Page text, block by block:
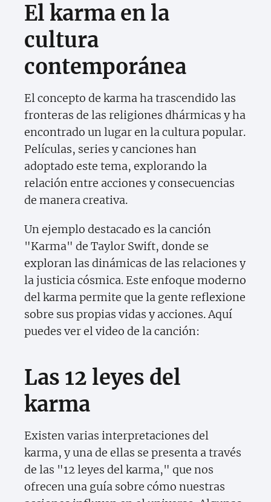
El karma en la
cultura
contemporánea
El concepto de karma ha trascendido las
fronteras de las religiones dhármicas y ha
encontrado un lugar en la cultura popular.
Películas, series y canciones han
adoptado este tema, explorando la
relación entre acciones y consecuencias
de manera creativa.
Un ejemplo destacado es la canción
"Karma" de Taylor Swift, donde se
exploran las dinámicas de las relaciones y
la justicia cósmica. Este enfoque moderno
del karma permite que la gente reflexione
sobre sus propias vidas y acciones. Aquí
puedes ver el video de la canción:
Las 12 leyes del
karma
Existen varias interpretaciones del
karma, y una de ellas se presenta a través
de las "12 leyes del karma," que nos
ofrecen una guía sobre cómo nuestras